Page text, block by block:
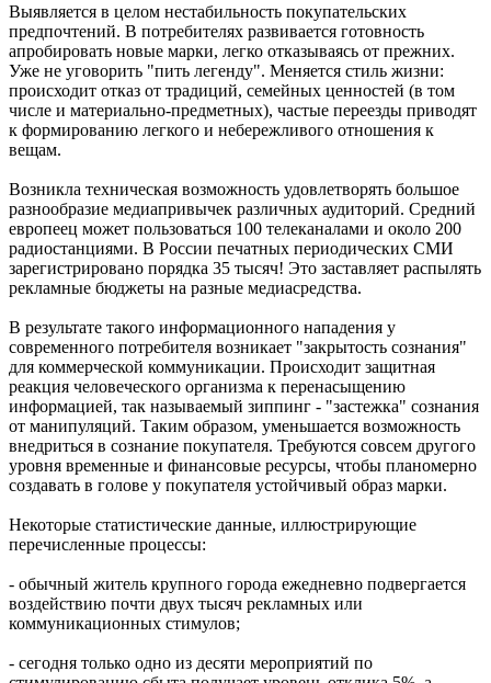
Выявляется в целом нестабильность покупательских
предпочтений. В потребителях развивается готовность
апробировать новые марки, легко отказываясь от прежних.
Уже не уговорить "пить легенду". Меняется стиль жизни:
происходит отказ от традиций, семейных ценностей (в том
числе и материально-предметных), частые переезды приводят
к формированию легкого и небережливого отношения к
вещам.
Возникла техническая возможность удовлетворять большое
разнообразие медиапривычек различных аудиторий. Средний
европеец может пользоваться 100 телеканалами и около 200
радиостанциями. В России печатных периодических СМИ
зарегистрировано порядка 35 тысяч! Это заставляет распылять
рекламные бюджеты на разные медиасредства.
В результате такого информационного нападения у
современного потребителя возникает "закрытость сознания"
для коммерческой коммуникации. Происходит защитная
реакция человеческого организма к перенасыщению
информацией, так называемый зиппинг - "застежка" сознания
от манипуляций. Таким образом, уменьшается возможность
внедриться в сознание покупателя. Требуются совсем другого
уровня временные и финансовые ресурсы, чтобы планомерно
создавать в голове у покупателя устойчивый образ марки.
Некоторые статистические данные, иллюстрирующие
перечисленные процессы:
- обычный житель крупного города ежедневно подвергается
воздействию почти двух тысяч рекламных или
коммуникационных стимулов;
- сегодня только одно из десяти мероприятий по